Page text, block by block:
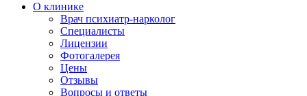
О клинике
Врач психиатр-нарколог
Специалисты
Лицензии
Фотогалерея
Цены
Отзывы
Вопросы и ответы